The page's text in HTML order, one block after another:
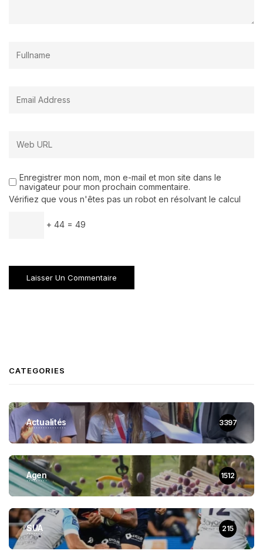
Enregistrer mon nom, mon e-mail et mon site dans le
navigateur pour mon prochain commentaire.
Vérifiez que vous n'êtes pas un robot en résolvant le calcul
+ 44 = 49
CATEGORIES
Actualités 3397
Agen 1512
SUA 215